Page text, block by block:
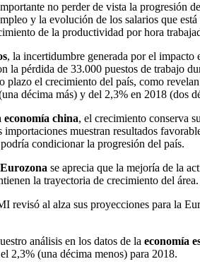
no perder de vista la progresión
y la evolución de los salarios que
de la productividad por hora
, la incertidumbre generada por el impacto
la pérdida de 33.000 puestos de trabajo
plazo el crecimiento del país, como
décima más) y del 2,3% en 2018 (dos
economía china, el crecimiento conserva
importaciones muestran resultados
condicionar la progresión del país.
Eurozona se aprecia que la mejoría de la
la trayectoria de crecimiento del área.
revisó al alza sus proyecciones para la
análisis en los datos de la economía
2,3% (una décima menos) para 2018.